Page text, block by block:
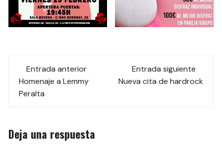
Navegación
de
entradas
Entrada anterior
Homenaje a Lemmy
Peralta
Entrada siguiente
Nueva cita de hardrock
Deja una respuesta